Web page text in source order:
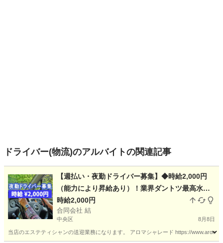
ドライバー(物流)のアルバイトの関連記事
【週払い・夜勤ドライバー募集】◆時給2,000円
（能力により昇給あり）！業界ダントツ最高水準
の待遇です！ ★自家用車の持ち込みが必須です
時給2,000円
合同会社 結
中央区 8月8日
当店のエステティシャンの送迎業務になります。 アロマシャレード https://